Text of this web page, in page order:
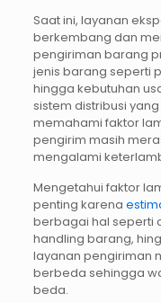
Saat ini, layanan
berkembang dan
pengiriman barang
jenis barang seperti
hingga kebutuhan
sistem distribusi
memahami faktor
pengirim masih
mengalami
Mengetahui faktor
penting karena
berbagai hal seperti
handling barang,
layanan pengiriman
berbeda sehingga
beda.